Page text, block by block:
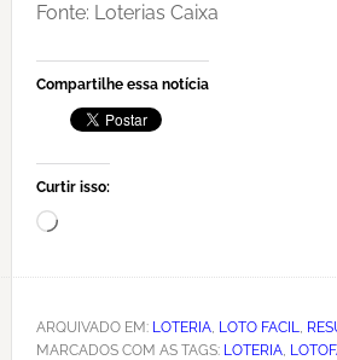
Fonte: Loterias Caixa
Compartilhe essa notícia
Curtir isso:
Carregando...
ARQUIVADO EM: LOTERIA, LOTO FACIL,
MARCADOS COM AS TAGS: LOTERIA,